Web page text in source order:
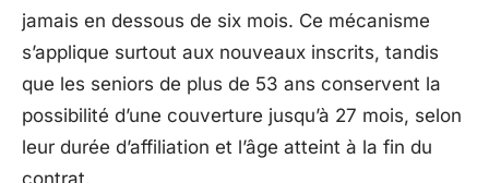
jamais en dessous de six mois. Ce mécanisme
s’applique surtout aux nouveaux inscrits, tandis
que les seniors de plus de 53 ans conservent la
possibilité d’une couverture jusqu’à 27 mois, selon
leur durée d’affiliation et l’âge atteint à la fin du
contrat.